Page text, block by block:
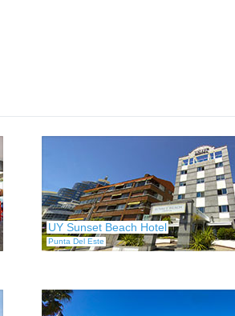
UY Sunset Beach Hotel
Punta Del Este